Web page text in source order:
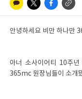
안녕하세요 비만 하나만
아너 소사이어티 10주
365mc 원장님들이 소개